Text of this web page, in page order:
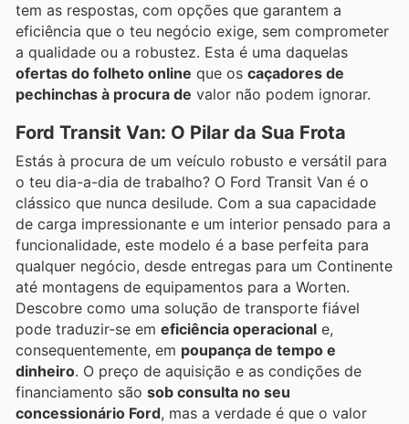
tem as respostas, com opções que garantem a
eficiência que o teu negócio exige, sem comprometer
a qualidade ou a robustez. Esta é uma daquelas
ofertas do folheto online que os caçadores de
pechinchas à procura de valor não podem ignorar.
Ford Transit Van: O Pilar da Sua Frota
Estás à procura de um veículo robusto e versátil para
o teu dia-a-dia de trabalho? O Ford Transit Van é o
clássico que nunca desilude. Com a sua capacidade
de carga impressionante e um interior pensado para a
funcionalidade, este modelo é a base perfeita para
qualquer negócio, desde entregas para um Continente
até montagens de equipamentos para a Worten.
Descobre como uma solução de transporte fiável
pode traduzir-se em eficiência operacional e,
consequentemente, em poupança de tempo e
dinheiro. O preço de aquisição e as condições de
financiamento são sob consulta no seu
concessionário Ford, mas a verdade é que o valor